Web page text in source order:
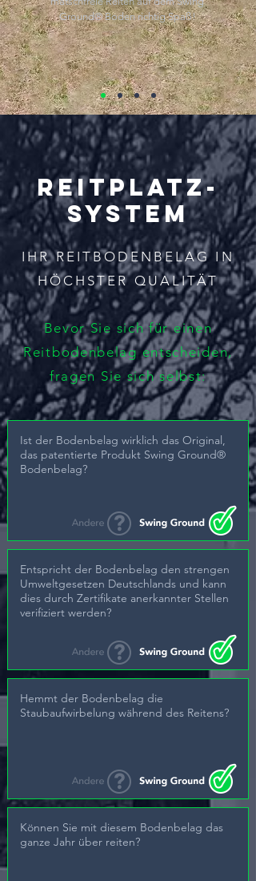
Bevor Sie sich für einen
Reitbodenbelag entscheiden,
fragen Sie sich selbst:
IHR REITBODENBELAG IN
HÖCHSTER QUALITÄT
REITPLATZ-
SYSTEM
Ist der Bodenbelag wirklich das Original,
das patentierte Produkt Swing Ground®
Bodenbelag?
Entspricht der Bodenbelag den strengen
Umweltgesetzen Deutschlands und kann
dies durch Zertifikate anerkannter Stellen
verifiziert werden?
Hemmt der Bodenbelag die
Staubaufwirbelung während des Reitens?
Können Sie mit diesem Bodenbelag das
ganze Jahr über reiten?
Ground® Boden richtig Spaß!